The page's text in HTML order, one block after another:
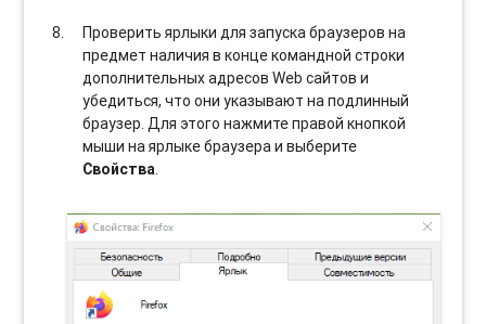
Проверить ярлыки для запуска браузеров на
предмет наличия в конце командной строки
дополнительных адресов Web сайтов и
убедиться, что они указывают на подлинный
браузер. Для этого нажмите правой кнопкой
мыши на ярлыке браузера и выберите
Свойства.